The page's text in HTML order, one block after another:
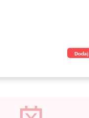
Dodaj